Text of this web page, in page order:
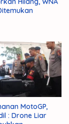
MotoGP,
: Drone Liar